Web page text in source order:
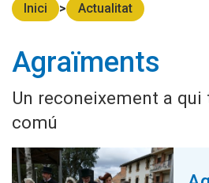
Inici Actualitat
Agraïments
Un reconeixement a qui
comú